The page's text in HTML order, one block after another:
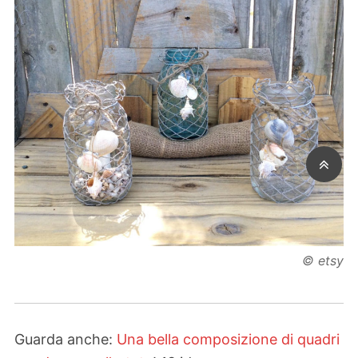
© etsy
Guarda anche: Una bella composizione di quadri